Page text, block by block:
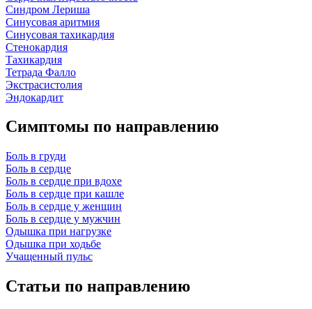
Синдром Лериша
Синусовая аритмия
Синусовая тахикардия
Стенокардия
Тахикардия
Тетрада Фалло
Экстрасистолия
Эндокардит
Симптомы по направлению
Боль в груди
Боль в сердце
Боль в сердце при вдохе
Боль в сердце при кашле
Боль в сердце у женщин
Боль в сердце у мужчин
Одышка при нагрузке
Одышка при ходьбе
Учащенный пульс
Статьи по направлению